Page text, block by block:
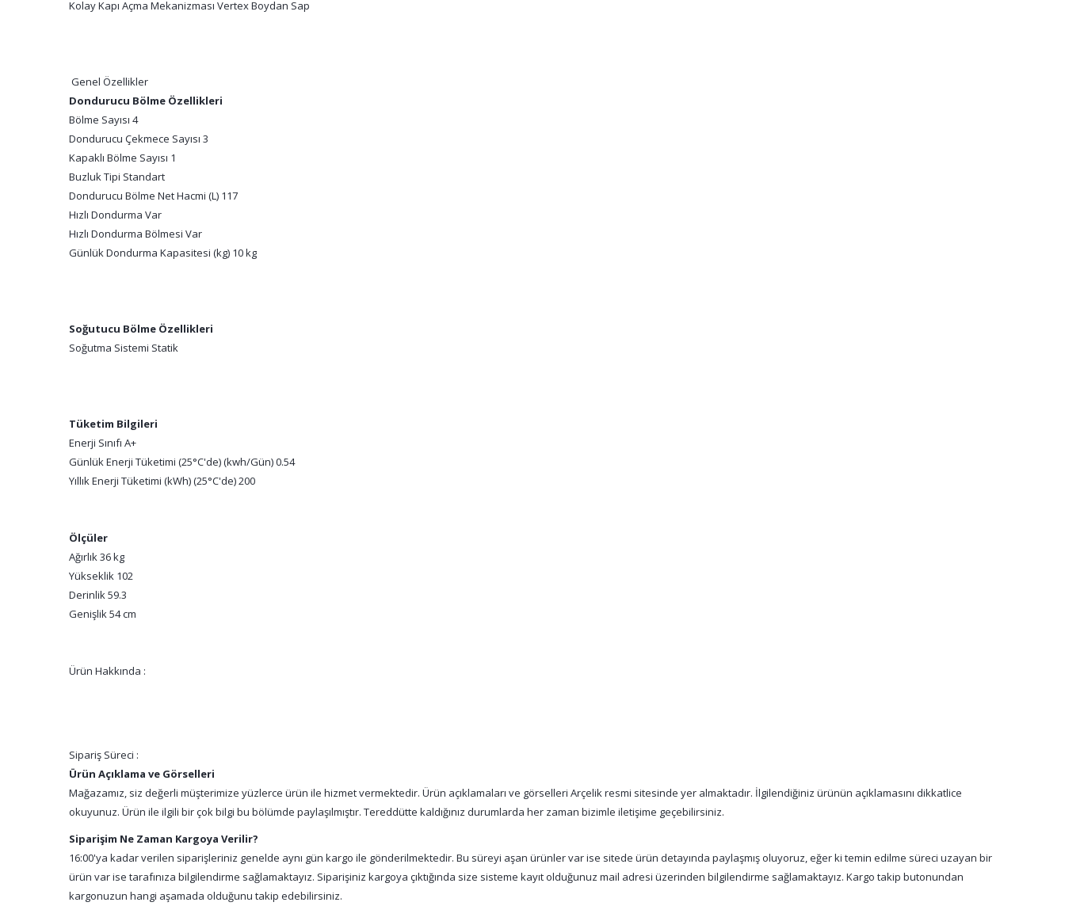
Kolay Kapı Açma Mekanizması Vertex Boydan Sap
Genel Özellikler
Dondurucu Bölme Özellikleri
Bölme Sayısı 4
Dondurucu Çekmece Sayısı 3
Kapaklı Bölme Sayısı 1
Buzluk Tipi Standart
Dondurucu Bölme Net Hacmi (L) 117
Hızlı Dondurma Var
Hızlı Dondurma Bölmesi Var
Günlük Dondurma Kapasitesi (kg) 10 kg
Soğutucu Bölme Özellikleri
Soğutma Sistemi Statik
Tüketim Bilgileri
Enerji Sınıfı A+
Günlük Enerji Tüketimi (25°C'de) (kwh/Gün) 0.54
Yıllık Enerji Tüketimi (kWh) (25°C'de) 200
Ölçüler
Ağırlık 36 kg
Yükseklik 102
Derinlik 59.3
Genişlik 54 cm
Ürün Hakkında :
Sipariş Süreci :
Ürün Açıklama ve Görselleri
Mağazamız, siz değerli müşterimize yüzlerce ürün ile hizmet vermektedir. Ürün açıklamaları ve görselleri Arçelik resmi sitesinde yer almaktadır. İlgilendiğiniz ürünün açıklamasını dikkatlice
okuyunuz. Ürün ile ilgili bir çok bilgi bu bölümde paylaşılmıştır. Tereddütte kaldığınız durumlarda her zaman bizimle iletişime geçebilirsiniz.
Siparişim Ne Zaman Kargoya Verilir?
16:00'ya kadar verilen siparişleriniz genelde aynı gün kargo ile gönderilmektedir. Bu süreyi aşan ürünler var ise sitede ürün detayında paylaşmış oluyoruz, eğer ki temin edilme süreci uzayan bir
ürün var ise tarafınıza bilgilendirme sağlamaktayız. Siparişiniz kargoya çıktığında size sisteme kayıt olduğunuz mail adresi üzerinden bilgilendirme sağlamaktayız. Kargo takip butonundan
kargonuzun hangi aşamada olduğunu takip edebilirsiniz.